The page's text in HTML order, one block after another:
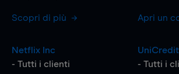
Scopri di più Apri un
Netflix Inc
- Tutti i clienti
- Tutti i